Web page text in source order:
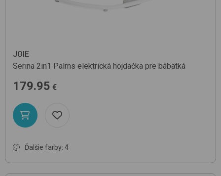
JOIE
Serina 2in1 Palms elektrická hojdačka pre bábätká
179.95 €
Ďalšie farby: 4